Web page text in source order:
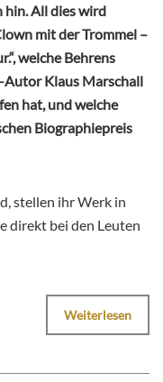
hin. All dies wird
mit der Trommel –
welche Behrens
Autor Klaus Marschall
hat, und welche
Biographiepreis
stellen ihr Werk in
direkt bei den Leuten
Weiterlesen